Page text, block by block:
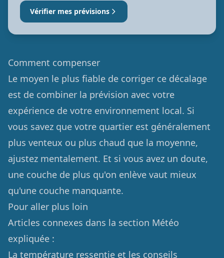
Vérifier mes prévisions
Comment compenser
Le moyen le plus fiable de corriger ce décalage
est de combiner la prévision avec votre
expérience de votre environnement local. Si
vous savez que votre quartier est généralement
plus venteux ou plus chaud que la moyenne,
ajustez mentalement. Et si vous avez un doute,
une couche de plus qu'on enlève vaut mieux
qu'une couche manquante.
Pour aller plus loin
Articles connexes dans la section Météo
expliquée :
La température ressentie et les conseils